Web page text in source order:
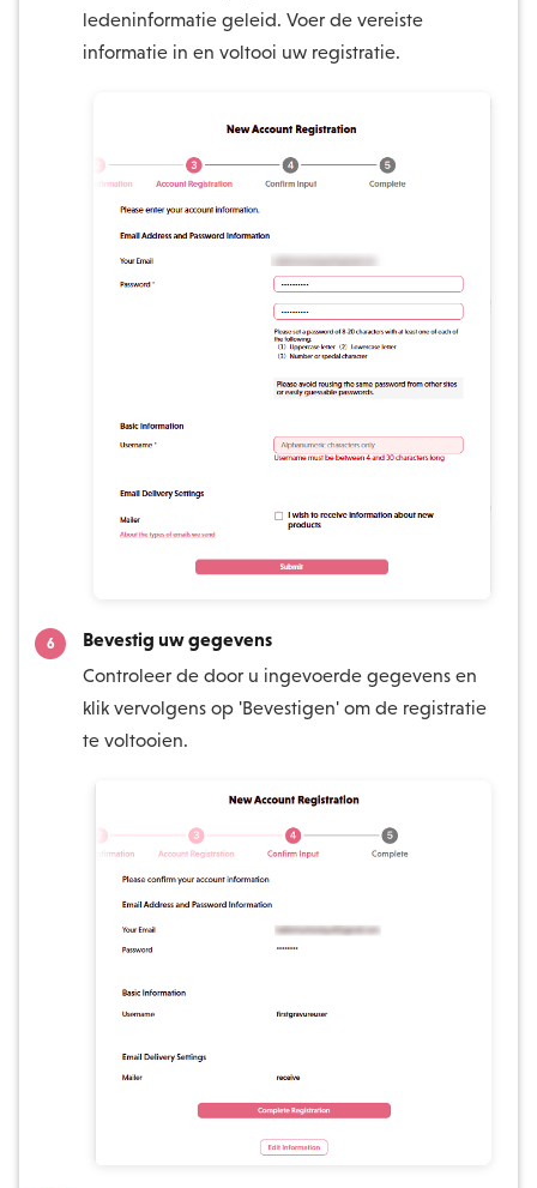
ledeninformatie geleid. Voer de vereiste
informatie in en voltooi uw registratie.
Bevestig uw gegevens
Controleer de door u ingevoerde gegevens en
klik vervolgens op 'Bevestigen' om de registratie
te voltooien.